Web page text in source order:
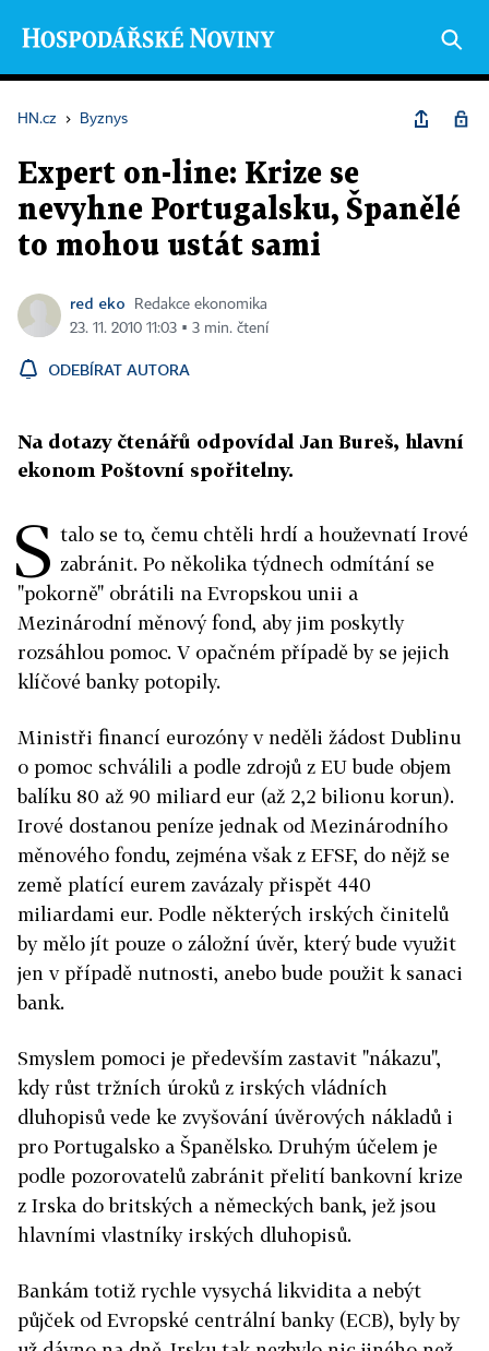
HN.cz › Byznys
Expert on-line: Krize se
nevyhne Portugalsku, Španělé
to mohou ustát sami
red eko
Redakce ekonomika
23. 11. 2010 11:03 ▪ 3 min. čtení
ODEBÍRAT AUTORA
Na dotazy čtenářů odpovídal Jan Bureš, hlavní
ekonom Poštovní spořitelny.
S talo se to, čemu chtěli hrdí a houževnatí Irové
zabránit. Po několika týdnech odmítání se
"pokorně" obrátili na Evropskou unii a
Mezinárodní měnový fond, aby jim poskytly
rozsáhlou pomoc. V opačném případě by se jejich
klíčové banky potopily.
Ministři financí eurozóny v neděli žádost Dublinu
o pomoc schválili a podle zdrojů z EU bude objem
balíku 80 až 90 miliard eur (až 2,2 bilionu korun).
Irové dostanou peníze jednak od Mezinárodního
měnového fondu, zejména však z EFSF, do nějž se
země platící eurem zavázaly přispět 440
miliardami eur. Podle některých irských činitelů
by mělo jít pouze o záložní úvěr, který bude využit
jen v případě nutnosti, anebo bude použit k sanaci
bank.
Smyslem pomoci je především zastavit "nákazu",
kdy růst tržních úroků z irských vládních
dluhopisů vede ke zvyšování úvěrových nákladů i
pro Portugalsko a Španělsko. Druhým účelem je
podle pozorovatelů zabránit přelití bankovní krize
z Irska do britských a německých bank, jež jsou
hlavními vlastníky irských dluhopisů.
Bankám totiž rychle vysychá likvidita a nebýt
půjček od Evropské centrální banky (ECB), byly by